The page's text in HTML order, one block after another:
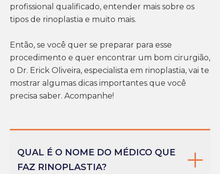
profissional qualificado, entender mais sobre os
tipos de rinoplastia e muito mais.
Então, se você quer se preparar para esse
procedimento e quer encontrar um bom cirurgião,
o Dr. Erick Oliveira, especialista em rinoplastia, vai te
mostrar algumas dicas importantes que você
precisa saber. Acompanhe!
QUAL É O NOME DO MÉDICO QUE
FAZ RINOPLASTIA?